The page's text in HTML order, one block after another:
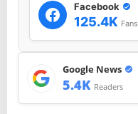
Facebook
125.4K Fans
Google News
5.4K Readers